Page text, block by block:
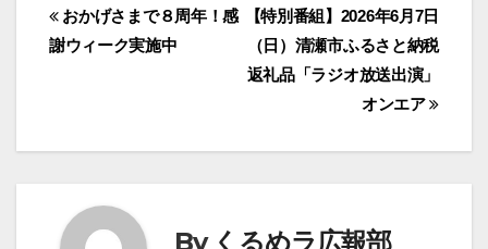
投
稿
ビ
ゲ
【特別番組】2026年6月7日
（日）清瀬市ふるさと納税
返礼品「ラジオ放送出演」
オンエア
おかげさまで８周年！感
謝ウィーク実施中
By くるめラ広報部